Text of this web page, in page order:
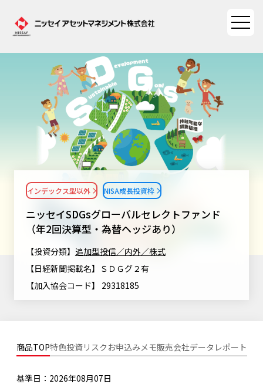
ファンド情報
ファンド情報TOP
基準価額一覧
ファンド検索
ファンド比較
決算カレンダー
海外休日カレンダー
投資信託新商品のご案内
投資信託償還商品のご案内
有価証券届出書の効力の発生の有無について
こだわりのインデックスファンド 購入・換金手数料なしシ
マーケット情報
マーケット情報TOP
マーケット指数
大関 洋の「十字路」
ファンドレポート
資産形成ポータル
資産形成ポータルTOP
資産形成サービス
Nダイレクト
Goal Navi
NAMシティ
サステナビリティ
サステナビリティTOP
サステナビリティ経営
SDGsとは？
ニッセイアセットについて
ニッセイアセットについてTOP
受賞歴
方針・その他開示情報
最新情報
ニッセイSDGsグローバルセレクトファンド
（年2回決算型・為替ヘッジあり）
インデックス型以外 NISA成長投資枠
【投資分類】 追加型投信／内外／株式
【日経新聞掲載名】ＳＤＧグ２有
【加入協会コード】 29318185
商品TOP特色投資リスク お申込みメモ販売会社データ レポート
基準日：2026年08月07日